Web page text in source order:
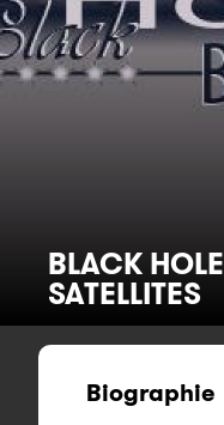
BLACK HOLE
SATELLITES
Biographie